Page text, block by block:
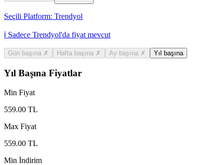
Seçili Platform: Trendyol
ℹ️ Sadece Trendyol'da fiyat mevcut
Gün başına ✗ Hafta başına ✗ Ay başına ✗ Yıl başına
Yıl Başına Fiyatlar
Min Fiyat
559.00 TL
Max Fiyat
559.00 TL
Min İndirim